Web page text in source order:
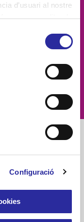
d’usuari al nostre
personalitzada
Configuració
de les
, la
benestar